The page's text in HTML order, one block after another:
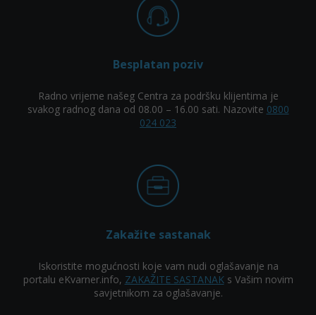
Besplatan poziv
Radno vrijeme našeg Centra za podršku klijentima je
svakog radnog dana od 08.00 – 16.00 sati. Nazovite 0800
024 023
Zakažite sastanak
Iskoristite mogućnosti koje vam nudi oglašavanje na
portalu eKvarner.info, ZAKAŽITE SASTANAKs Vašim novim
savjetnikom za oglašavanje.